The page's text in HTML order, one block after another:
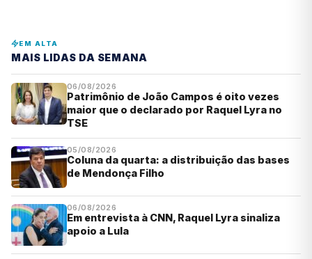
EM ALTA
MAIS LIDAS DA SEMANA
06/08/2026
Patrimônio de João Campos é oito vezes
maior que o declarado por Raquel Lyra no
TSE
05/08/2026
Coluna da quarta: a distribuição das bases
de Mendonça Filho
06/08/2026
Em entrevista à CNN, Raquel Lyra sinaliza
apoio a Lula